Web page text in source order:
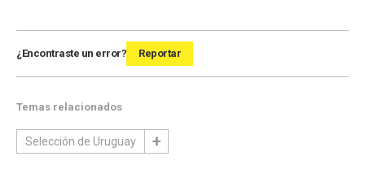
¿Encontraste un error? Reportar
Temas relacionados
Selección de Uruguay